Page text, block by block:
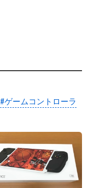
#ゲームコントローラ